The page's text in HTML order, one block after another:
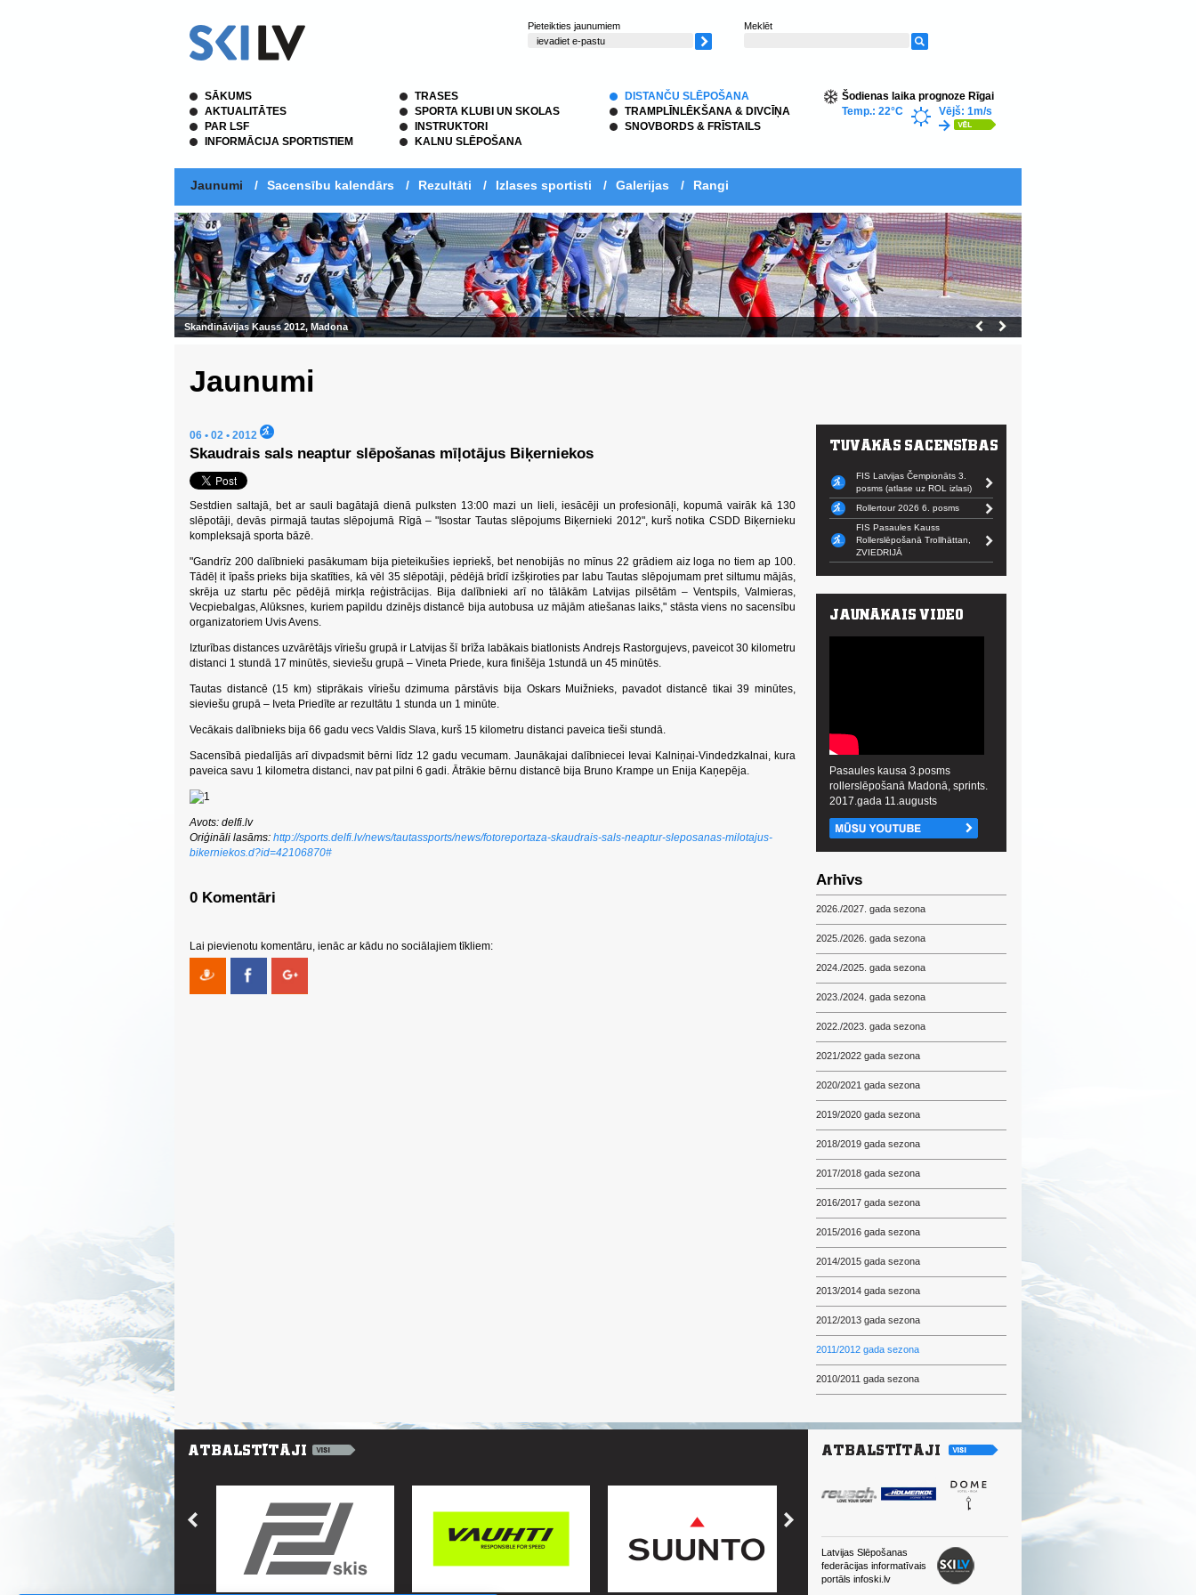
Pieteikties jaunumiem Meklēt
SĀKUMS
AKTUALITĀTES
PAR LSF
INFORMĀCIJA SPORTISTIEM
TRASES
SPORTA KLUBI UN SKOLAS
INSTRUKTORI
KALNU SLĒPOŠANA
DISTANČU SLĒPOŠANA
TRAMPLĪNLĒKŠANA & DIVCĪŅA
SNOVBORDS & FRĪSTAILS
Šodienas laika prognoze Rīgai
Temp.: 22°C
Vējš: 1m/s
Jaunumi / Sacensību kalendārs / Rezultāti / Izlases sportisti / Galerijas / Rangi
Skandināvijas Kauss 2012, Madona
Jaunumi
06 • 02 • 2012
Skaudrais sals neaptur slēpošanas mīļotājus Biķerniekos
Sestdien saltajā, bet ar sauli bagātajā dienā pulksten 13:00 mazi un lieli, iesācēji un profesionāļi, kopumā vairāk kā 130
slēpotāji, devās pirmajā tautas slēpojumā Rīgā – "Isostar Tautas slēpojums Biķernieki 2012", kurš notika CSDD Biķernieku
kompleksajā sporta bāzē.
"Gandrīz 200 dalībnieki pasākumam bija pieteikušies iepriekš, bet nenobijās no mīnus 22 grādiem aiz loga no tiem ap 100.
Tādēļ it īpašs prieks bija skatīties, kā vēl 35 slēpotāji, pēdējā brīdī izšķiroties par labu Tautas slēpojumam pret siltumu mājās,
skrēja uz startu pēc pēdējā mirkļa reģistrācijas. Bija dalībnieki arī no tālākām Latvijas pilsētām – Ventspils, Valmieras,
Vecpiebalgas, Alūksnes, kuriem papildu dzinējs distancē bija autobusa uz mājām atiešanas laiks," stāsta viens no sacensību
organizatoriem Uvis Avens.
Izturības distances uzvārētājs vīriešu grupā ir Latvijas šī brīža labākais biatlonists Andrejs Rastorgujevs, paveicot 30 kilometru
distanci 1 stundā 17 minūtēs, sieviešu grupā – Vineta Priede, kura finišēja 1stundā un 45 minūtēs.
Tautas distancē (15 km) stiprākais vīriešu dzimuma pārstāvis bija Oskars Muižnieks, pavadot distancē tikai 39 minūtes,
sieviešu grupā – Iveta Priedīte ar rezultātu 1 stunda un 1 minūte.
Vecākais dalībnieks bija 66 gadu vecs Valdis Slava, kurš 15 kilometru distanci paveica tieši stundā.
Sacensībā piedalījās arī divpadsmit bērni līdz 12 gadu vecumam. Jaunākajai dalībniecei Ievai Kalniņai-Vindedzkalnai, kura
paveica savu 1 kilometra distanci, nav pat pilni 6 gadi. Ātrākie bērnu distancē bija Bruno Krampe un Enija Kaņepēja.
Avots: delfi.lv
Oriģināli lasāms: http://sports.delfi.lv/news/tautassports/news/fotoreportaza-skaudrais-sals-neaptur-sleposanas-milotajus-
bikerniekos.d?id=42106870#
0 Komentāri
Lai pievienotu komentāru, ienāc ar kādu no sociālajiem tīkliem:
FIS Latvijas Čempionāts 3.
posms (atlase uz ROL izlasi)
Rollertour 2026 6. posms
FIS Pasaules Kauss
Rollerslēpošanā Trollhättan,
ZVIEDRIJĀ
Pasaules kausa 3.posms
rollerslēpošanā Madonā, sprints.
2017.gada 11.augusts
Arhīvs
2026./2027. gada sezona
2025./2026. gada sezona
2024./2025. gada sezona
2023./2024. gada sezona
2022./2023. gada sezona
2021/2022 gada sezona
2020/2021 gada sezona
2019/2020 gada sezona
2018/2019 gada sezona
2017/2018 gada sezona
2016/2017 gada sezona
2015/2016 gada sezona
2014/2015 gada sezona
2013/2014 gada sezona
2012/2013 gada sezona
2011/2012 gada sezona
2010/2011 gada sezona
Latvijas Slēpošanas
federācijas informatīvais
portāls infoski.lv